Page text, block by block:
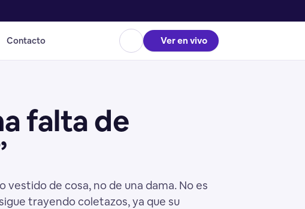
Contacto Ver en vivo
falta de
de cosa, no de una dama. No es
trayendo coletazos, ya que su